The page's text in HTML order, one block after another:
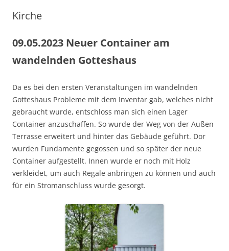
Kirche
09.05.2023 Neuer Container am
wandelnden Gotteshaus
Da es bei den ersten Veranstaltungen im wandelnden
Gotteshaus Probleme mit dem Inventar gab, welches nicht
gebraucht wurde, entschloss man sich einen Lager
Container anzuschaffen. So wurde der Weg von der Außen
Terrasse erweitert und hinter das Gebäude geführt. Dor
wurden Fundamente gegossen und so später der neue
Container aufgestellt. Innen wurde er noch mit Holz
verkleidet, um auch Regale anbringen zu können und auch
für ein Stromanschluss wurde gesorgt.